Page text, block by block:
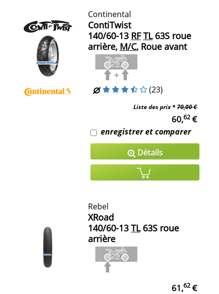
Continental
ContiTwist
140/60-13 RF TL63S roue
arrière, M/C, Roue avant
(23)
Liste des prix *70,00 €
60,62€
enregistrer et comparer
Détails
Rebel
XRoad
140/60-13 TL63S roue
arrière
61,62€